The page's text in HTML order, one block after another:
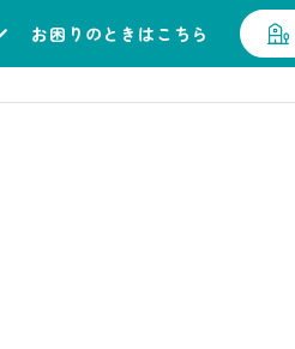
お困りのときはこちら